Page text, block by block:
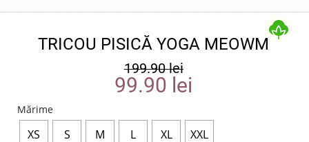
TRICOU PISICĂ YOGA MEOWM
199.90lei
99.90 lei
Mărime
XS S M L XL XXL